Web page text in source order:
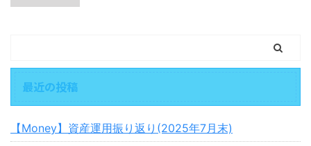
最近の投稿
【Money】資産運用振り返り(2025年7月末)